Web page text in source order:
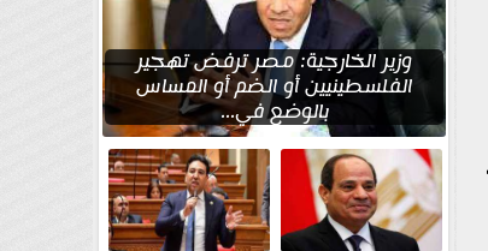
وزير الخارجية: مصر ترفض تهجير
الفلسطينيين أو الضم أو المساس
بالوضع في...